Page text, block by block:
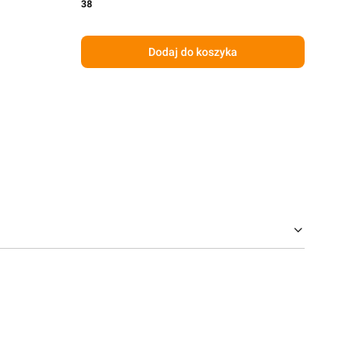
38
Dodaj do koszyka